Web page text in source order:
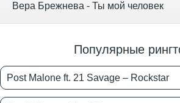
Вера Брежнева - Ты мой человек
Популярные
Post Malone ft. 21 Savage – Rockstar